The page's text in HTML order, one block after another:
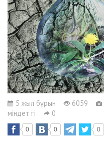
5 жыл бұрын 6059
міндетті
0
0 0 0